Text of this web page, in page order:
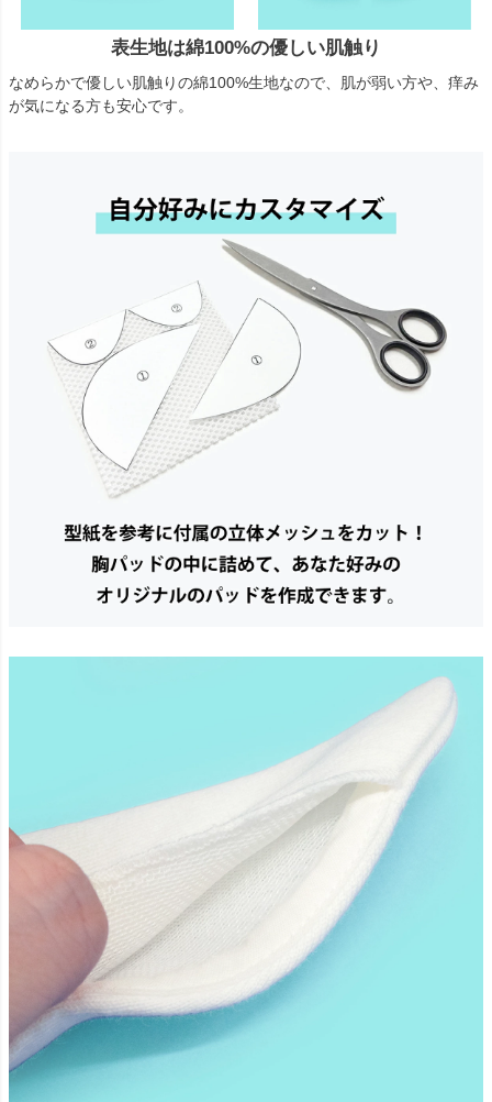
表生地は綿100%の優しい肌触り
なめらかで優しい肌触りの綿100%生地なので、肌が弱い方や、痒み
が気になる方も安心です。